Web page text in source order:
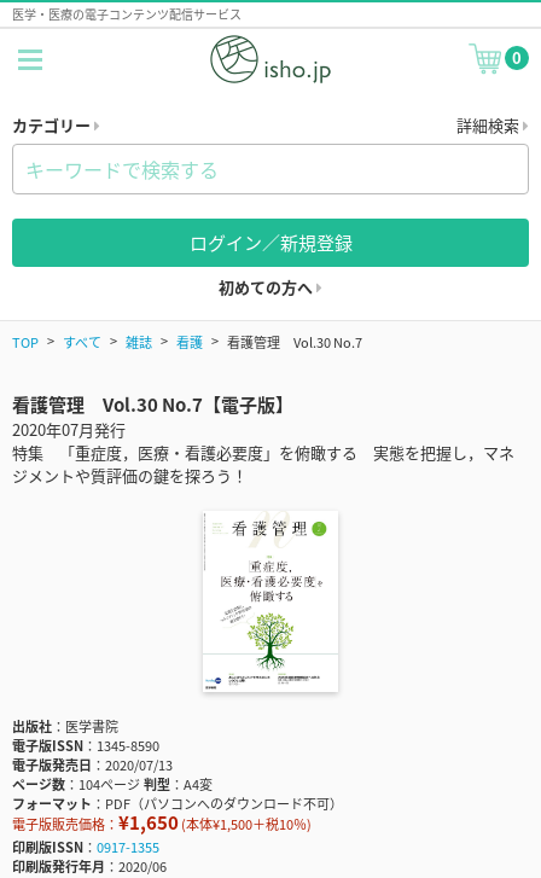
医学・医療の電子コンテンツ配信サービス
0
カテゴリー 詳細検索
ログイン／新規登録
初めての方へ
TOP すべて 雑誌 看護 看護管理 Vol.30 No.7
看護管理 Vol.30 No.7【電子版】
2020年07月発行
特集 「重症度，医療・看護必要度」を俯瞰する 実態を把握し，マネ
ジメントや質評価の鍵を探ろう！
出版社
医学書院
電子版ISSN
1345-8590
電子版発売日
2020/07/13
ページ数
104ページ判型
A4変
フォーマット
PDF（パソコンへのダウンロード不可）
電子版販売価格： ¥1,650(本体¥1,500＋税10％)
印刷版ISSN
0917-1355
印刷版発行年月
2020/06